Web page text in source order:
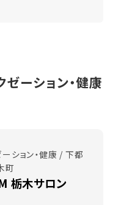
ーション・健康
ーション・健康 / 下都
町
栃木サロン